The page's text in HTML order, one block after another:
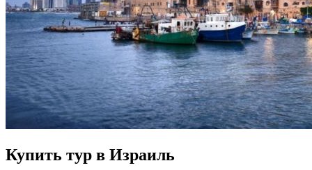
Купить тур в Израиль